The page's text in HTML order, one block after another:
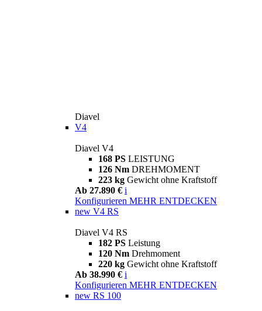
Diavel
V4
Diavel V4
168 PS LEISTUNG
126 Nm DREHMOMENT
223 kg Gewicht ohne Kraftstoff
Ab 27.890 € i
Konfigurieren MEHR ENTDECKEN
new V4 RS
Diavel V4 RS
182 PS Leistung
120 Nm Drehmoment
220 kg Gewicht ohne Kraftstoff
Ab 38.990 € i
Konfigurieren MEHR ENTDECKEN
new RS 100